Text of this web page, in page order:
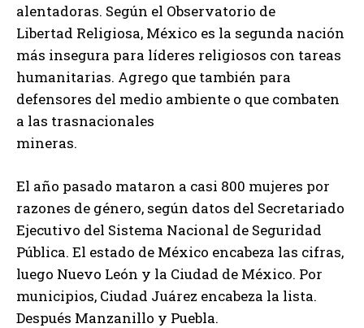
alentadoras. Según el Observatorio de
Libertad Religiosa, México es la segunda nación
más insegura para líderes religiosos con tareas
humanitarias. Agrego que también para
defensores del medio ambiente o que combaten
a las trasnacionales
mineras.
El año pasado mataron a casi 800 mujeres por
razones de género, según datos del Secretariado
Ejecutivo del Sistema Nacional de Seguridad
Pública. El estado de México encabeza las cifras,
luego Nuevo León y la Ciudad de México. Por
municipios, Ciudad Juárez encabeza la lista.
Después Manzanillo y Puebla.